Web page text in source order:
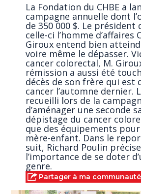
La Fondation du CHBE a
campagne annuelle dont
de 350 000 $. Le président
celle-ci l’homme d’affaires
Giroux entend bien
voire même le dépasser.
cancer colorectal, M.
rémission a aussi été
décès de son frère qui est
cancer l’automne dernier.
recueilli lors de la
d’aménager une seconde
dépistage du cancer
que des équipements pour
mère-enfant. Dans le
suit, Richard Poulin précise
l’importance de se doter
genre.
Partager à ma communauté